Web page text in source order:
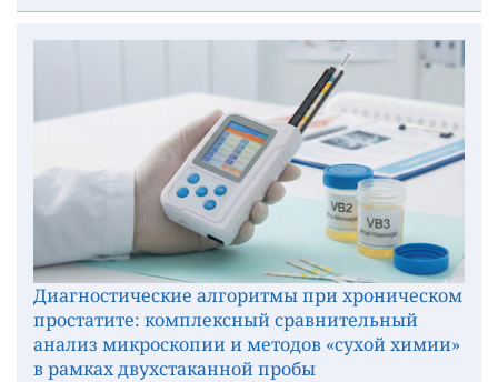
Диагностические алгоритмы при хроническом
простатите: комплексный сравнительный
анализ микроскопии и методов «сухой химии»
в рамках двухстаканной пробы